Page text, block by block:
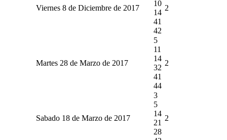
Viernes 8 de Diciembre de 2017
10
14
41
42
2
Martes 28 de Marzo de 2017
5
11
14
32
41
44
2
Sabado 18 de Marzo de 2017
3
5
14
21
28
2